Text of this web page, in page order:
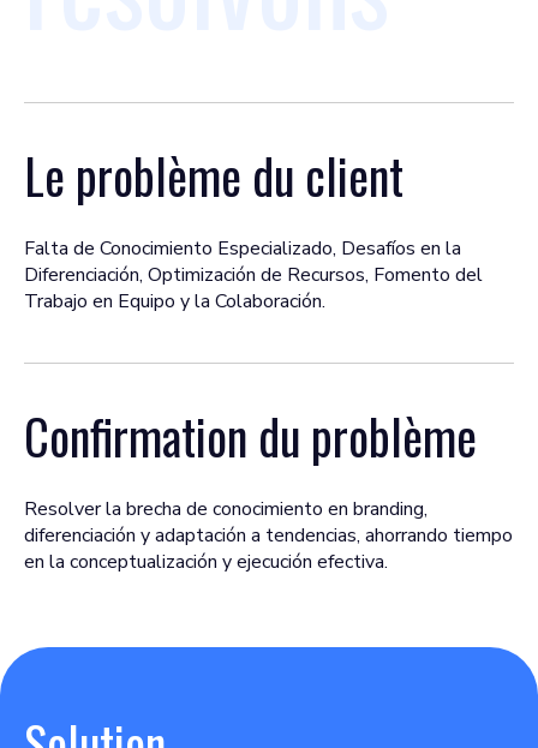
Le problème du client
Falta de Conocimiento Especializado, Desafíos en la
Diferenciación, Optimización de Recursos, Fomento del
Trabajo en Equipo y la Colaboración.
Confirmation du problème
Resolver la brecha de conocimiento en branding,
diferenciación y adaptación a tendencias, ahorrando tiempo
en la conceptualización y ejecución efectiva.